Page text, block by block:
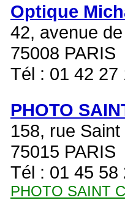
Optique
42, avenue
75008 PARIS
Tél : 01 42 27
PHOTO
158, rue
75015 PARIS
Tél : 01 45 58
PHOTO SAINT